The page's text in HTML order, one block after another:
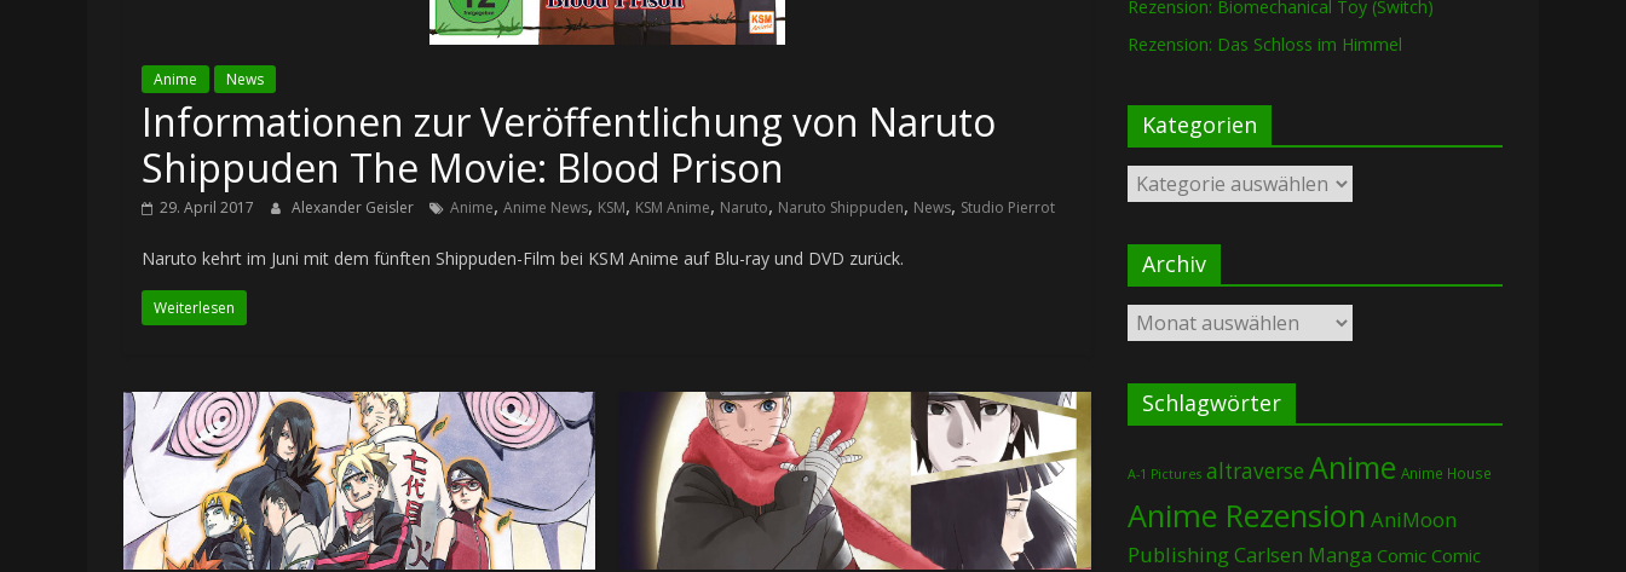
Anime News
Informationen zur Veröffentlichung von Naruto
Shippuden The Movie: Blood Prison
29. April 2017 Alexander Geisler Anime, Anime News, KSM, KSM Anime, Naruto, Naruto Shippuden, News, Studio Pierrot
Naruto kehrt im Juni mit dem fünften Shippuden-Film bei KSM Anime auf Blu-ray und DVD zurück.
Weiterlesen
Rezension: Biomechanical Toy (Switch)
Rezension: Das Schloss im Himmel
Kategorien
Kategorien
Archiv
Archiv
Schlagwörter
A-1 Pictures altraverse Anime Anime House
Anime Rezension AniMoon
PublishingCarlsen Manga Comic Comic